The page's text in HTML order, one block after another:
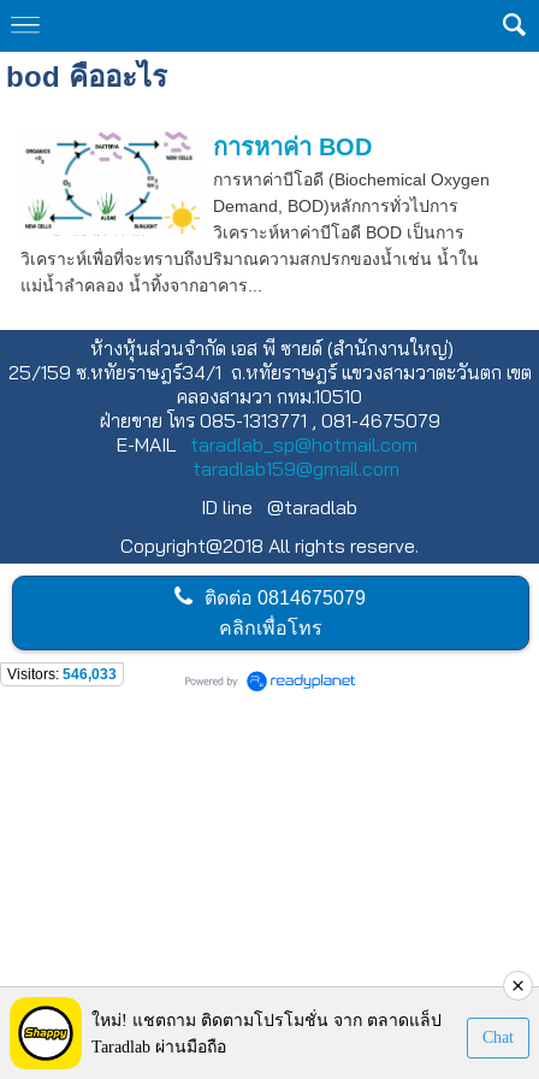
bod คืออะไร
การหาค่า BOD
การหาค่าบีโอดี (Biochemical Oxygen
Demand, BOD)หลักการทั่วไปการ
วิเคราะห์หาค่าบีโอดี BOD เป็นการ
วิเคราะห์เพื่อที่จะทราบถึงปริมาณความสกปรกของน้ำเช่น น้ำใน
แม่น้ำลำคลอง น้ำทิ้งจากอาคาร...
ห้างหุ้นส่วนจำกัด เอส พี ซายด์ (สำนักงานใหญ่)
25/159 ซ.หทัยราษฎร์34/1 ถ.หทัยราษฎร์ แขวงสามวาตะวันตก เขต
คลองสามวา กทม.10510
ฝ่ายขาย โทร 085-1313771 , 081-4675079
E-MAIL taradlab_sp@hotmail.com
taradlab159@gmail.com
ID line @taradlab
Copyright@2018 All rights reserve.
ติดต่อ0814675079
คลิกเพื่อโทร
Visitors: 546,033
ใหม่! แชตถาม ติดตามโปรโมชั่น จาก ตลาดแล็ป
Taradlab ผ่านมือถือ
Chat